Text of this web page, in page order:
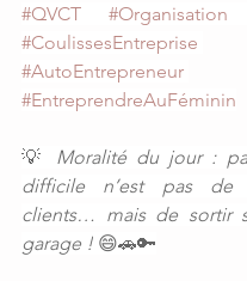
#QVCT
#Organisation
#CoulissesEntreprise
#AutoEntrepreneur
#EntreprendreAuFéminin
💡 Moralité du jour :
difficile n’est pas de
clients… mais de sortir
garage ! 😄🚗🔑